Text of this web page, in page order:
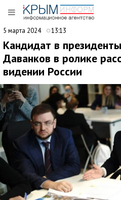
5 марта 2024 13:13
Кандидат в
Даванков в ролике
видении России